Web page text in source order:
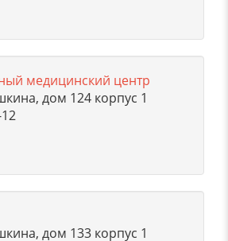
медицинский центр
дом 124 корпус 1
дом 133 корпус 1